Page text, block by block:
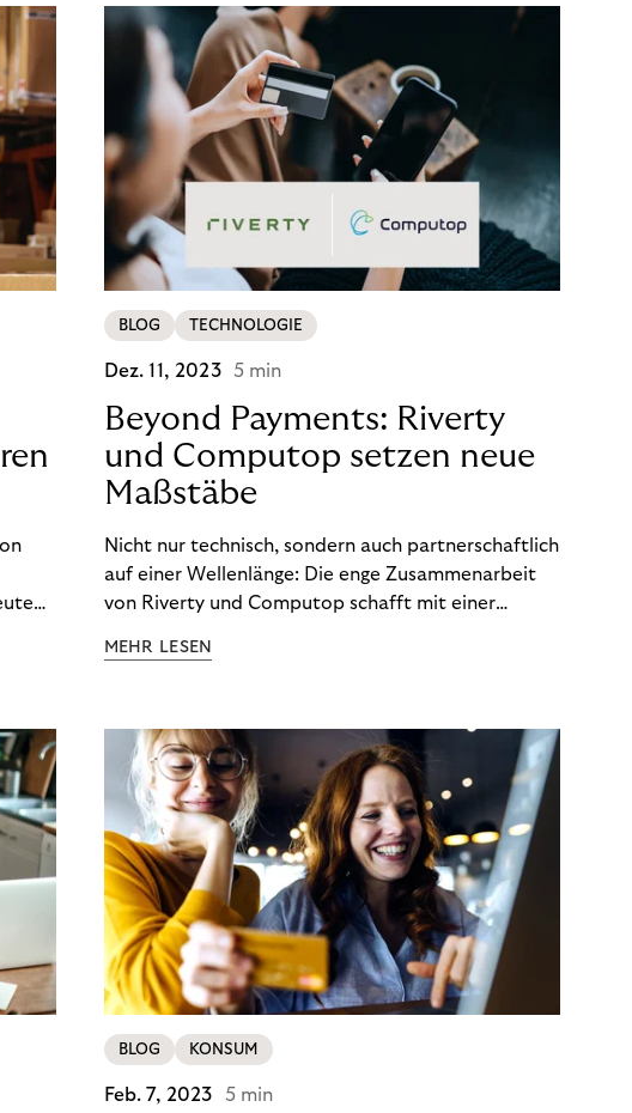
(DSGVO) – geraten viele Unternehmen an die
Grenzen traditioneller Compliance-Mechanismen.
BLOG TECHNOLOGIE
Dez. 11, 2023 5 min
Beyond Payments: Riverty
und Computop setzen neue
Maßstäbe
Nicht nur technisch, sondern auch partnerschaftlich
auf einer Wellenlänge: Die enge Zusammenarbeit
von Riverty und Computop schafft mit einer
Zahlungsabwicklung echte Mehrwerte für Händler.
MEHR LESEN
BLOG KONSUM
Feb. 7, 2023 5 min